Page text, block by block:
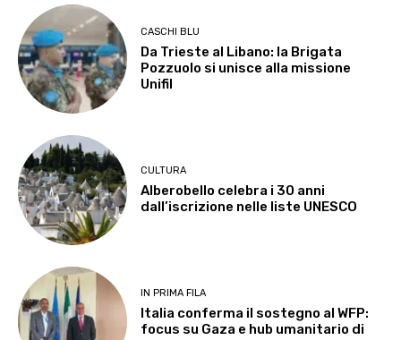
CASCHI BLU
Da Trieste al Libano: la Brigata
Pozzuolo si unisce alla missione
Unifil
CULTURA
Alberobello celebra i 30 anni
dall’iscrizione nelle liste UNESCO
IN PRIMA FILA
Italia conferma il sostegno al WFP:
focus su Gaza e hub umanitario di